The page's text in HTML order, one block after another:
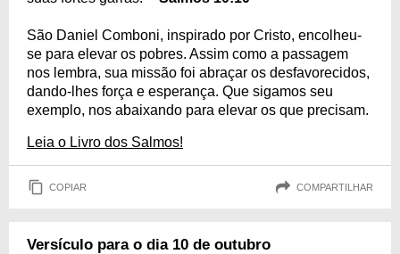
São Daniel Comboni, inspirado por Cristo, encolheu-
se para elevar os pobres. Assim como a passagem
nos lembra, sua missão foi abraçar os desfavorecidos,
dando-lhes força e esperança. Que sigamos seu
exemplo, nos abaixando para elevar os que precisam.
Leia o Livro dos Salmos!
COPIAR COMPARTILHAR
Versículo para o dia 10 de outubro